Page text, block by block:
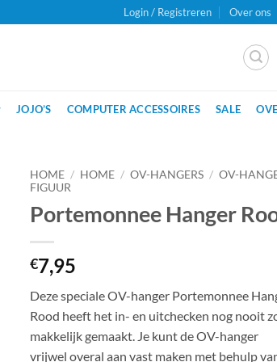
Login / Registreren Over ons
JOJO’S COMPUTER ACCESSOIRES SALE
HOME / HOME / OV-HANGERS / OV-
FIGUUR
Portemonnee Hanger
€7,95
Deze speciale OV-hanger Portemonnee
Rood heeft het in- en uitchecken nog nooit
makkelijk gemaakt. Je kunt de OV-hanger
vrijwel overal aan vast maken met behulp